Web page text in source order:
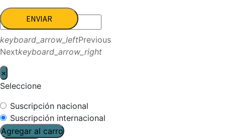
ENVIAR
keyboard_arrow_leftPrevious
Nextkeyboard_arrow_right
×
Seleccione
Suscripción nacional
Suscripción internacional
Agregar al carro